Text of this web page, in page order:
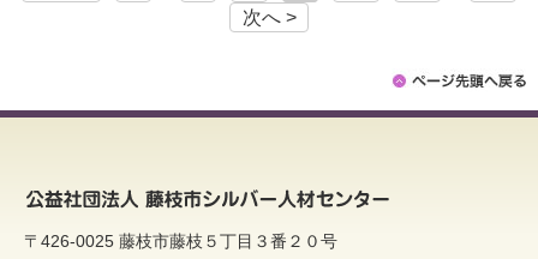
次へ >
〒426-0025 藤枝市藤枝５丁目３番２０号